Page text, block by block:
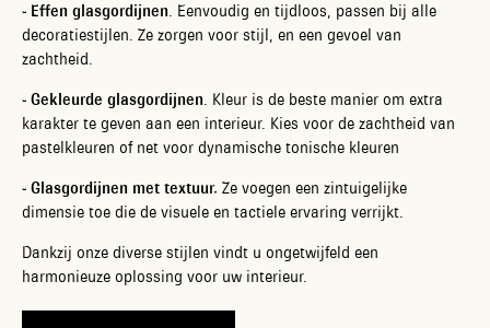
- Effen glasgordijnen. Eenvoudig en tijdloos, passen bij alle
decoratiestijlen. Ze zorgen voor stijl, en een gevoel van
zachtheid.
- Gekleurde glasgordijnen. Kleur is de beste manier om extra
karakter te geven aan een interieur. Kies voor de zachtheid van
pastelkleuren of net voor dynamische tonische kleuren
- Glasgordijnen met textuur. Ze voegen een zintuigelijke
dimensie toe die de visuele en tactiele ervaring verrijkt.
Dankzij onze diverse stijlen vindt u ongetwijfeld een
harmonieuze oplossing voor uw interieur.